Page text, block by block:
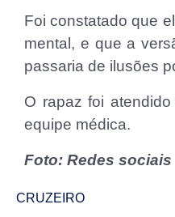
Foi constatado que
mental, e que a
passaria de ilusões
O rapaz foi
equipe médica.
Foto: Redes sociais
CRUZEIRO